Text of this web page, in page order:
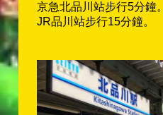
京急北品川站步行5分鐘。
JR品川站步行15分鐘。